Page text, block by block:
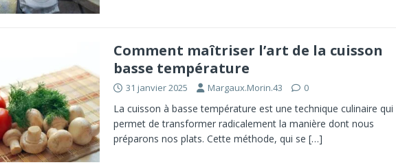
Comment maîtriser l’art de la cuisson
basse température
31 janvier 2025 Margaux.Morin.43 0
La cuisson à basse température est une technique culinaire qui
permet de transformer radicalement la manière dont nous
préparons nos plats. Cette méthode, qui se […]